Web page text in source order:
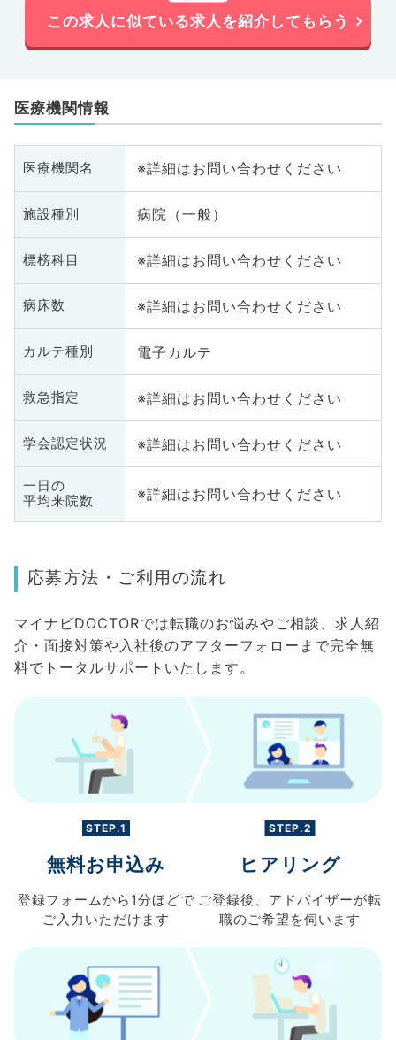
この求人に似ている求人を紹介してもらう
医療機関情報
医療機関名 ※詳細はお問い合わせください
施設種別 病院（一般）
標榜科目 ※詳細はお問い合わせください
病床数 ※詳細はお問い合わせください
カルテ種別 電子カルテ
救急指定 ※詳細はお問い合わせください
学会認定状況 ※詳細はお問い合わせください
一日の
平均来院数
※詳細はお問い合わせください
応募方法・ご利用の流れ
マイナビDOCTORでは転職のお悩みやご相談、求人紹
介・面接対策や入社後のアフターフォローまで完全無
料でトータルサポートいたします。
STEP.1
無料お申込み
登録フォームから 1分ほどで
ご入力 いただけます
STEP.2
ヒアリング
ご登録後、 アドバイザーが転
職のご希望を伺います